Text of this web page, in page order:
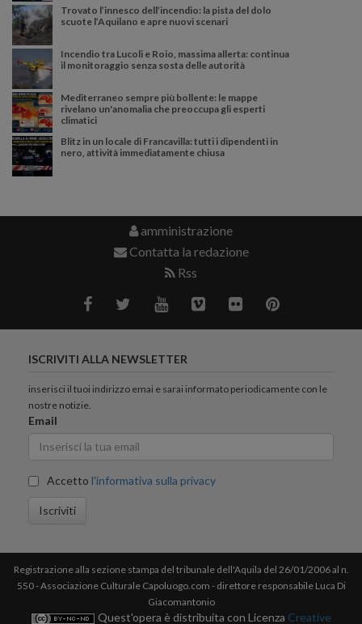
Trovato l’innesco dell’incendio: la pista del dolo
scuote l’Aquilano e apre nuovi scenari
Incendio tra Lucoli e Roio, massima allerta: continua
il monitoraggio senza sosta delle autorità
Mediterraneo sempre più bollente: le mappe
rivelano un'anomalia che preoccupa gli esperti
climatici
Blitz in un locale di Francavilla: tutti i dipendenti in
nero, attività immediatamente chiusa
amministrazione
Contatta la redazione
Rss
ISCRIVITI ALLA NEWSLETTER
inserisci il tuoi indirizzo emai e sarai informato periodicamente con le
nostre notizie.
Email
Accetto l'informativa sulla privacy
Iscriviti
Registrazione alla sezione stampa del tribunale dell'Aquila del 26/01/2006 al n.
550 - Associazione Culturale Capoluogo.com - direttore responsabile Luca Di
Giacomantonio
Quest'opera è distribuita con Licenza Creative